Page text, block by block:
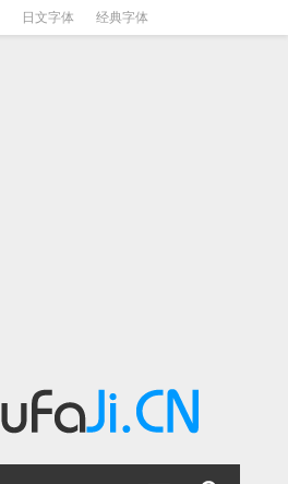
日文字体 经典字体